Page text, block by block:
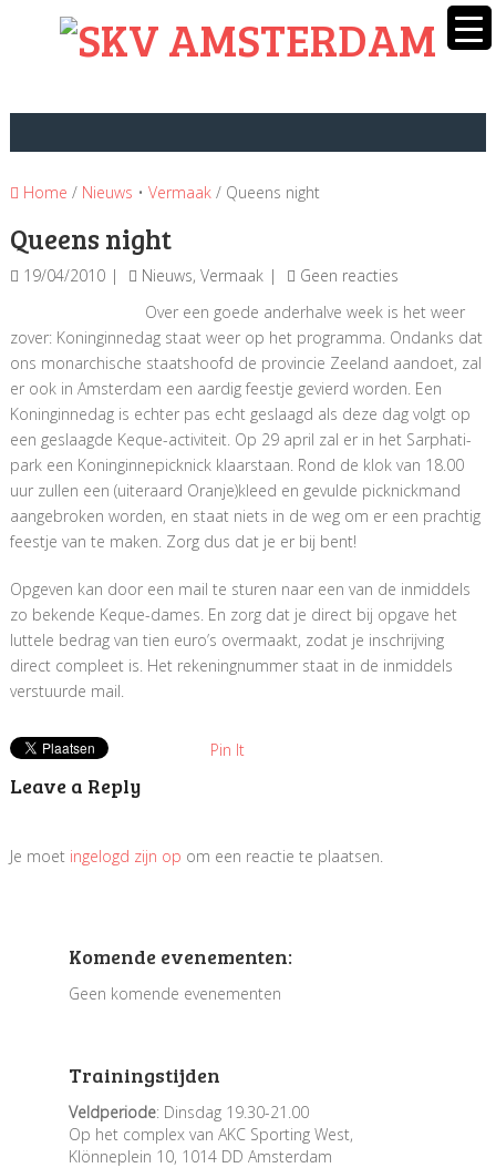
Home / Nieuws • Vermaak/ Queens night
Queens night
19/04/2010 Nieuws, Vermaak
Geen reacties
Over een goede anderhalve week is het weer
zover: Koninginnedag staat weer op het programma. Ondanks dat
ons monarchische staatshoofd de provincie Zeeland aandoet, zal
er ook in Amsterdam een aardig feestje gevierd worden. Een
Koninginnedag is echter pas echt geslaagd als deze dag volgt op
een geslaagde Keque-activiteit. Op 29 april zal er in het Sarphati-
park een Koninginnepicknick klaarstaan. Rond de klok van 18.00
uur zullen een (uiteraard Oranje)kleed en gevulde picknickmand
aangebroken worden, en staat niets in de weg om er een prachtig
feestje van te maken. Zorg dus dat je er bij bent!
Opgeven kan door een mail te sturen naar een van de inmiddels
zo bekende Keque-dames. En zorg dat je direct bij opgave het
luttele bedrag van tien euro’s overmaakt, zodat je inschrijving
direct compleet is. Het rekeningnummer staat in de inmiddels
verstuurde mail.
Pin It
Leave a Reply
Je moet ingelogd zijn op om een reactie te plaatsen.
Komende evenementen:
Geen komende evenementen
Trainingstijden
Veldperiode: Dinsdag 19.30-21.00
Op het complex van AKC Sporting West,
Klönneplein 10, 1014 DD Amsterdam